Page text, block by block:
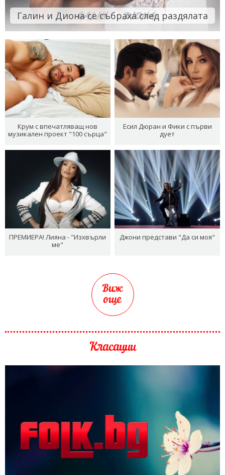
Галин и Диона се събраха след раздялата
Крум с впечатляващ нов
музикален проект "100 сърца"
Есил Дюран и Фики с първи
дует
ПРЕМИЕРА! Лияна - "Изхвърли
ме"
Джони представи "Да си моя"
Виж
още
Класации